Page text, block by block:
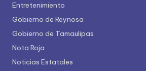
Entretenimiento
Gobierno de Reynosa
Gobierno de Tamaulipas
Nota Roja
Noticias Estatales